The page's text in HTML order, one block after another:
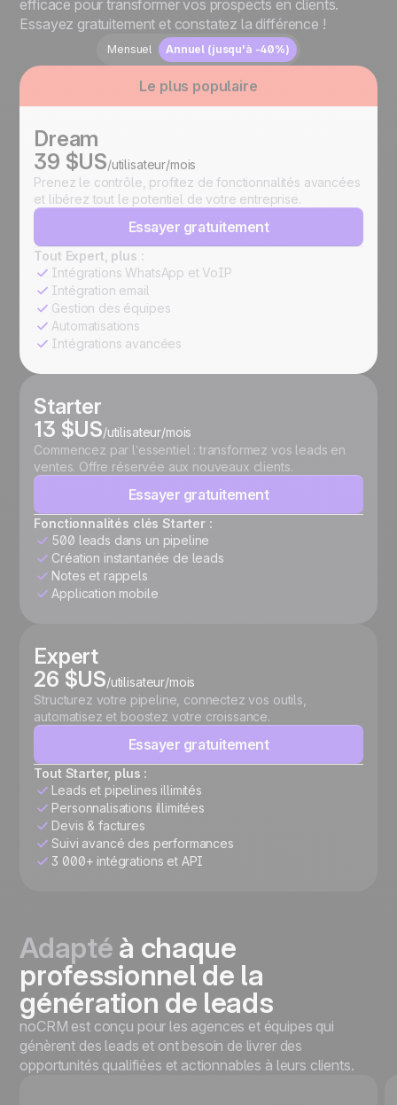
efficace pour transformer vos prospects en clients.
Essayez gratuitement et constatez la différence !
Mensuel Annuel (jusqu'à -40%)
Starter
13 $US/utilisateur/mois
Commencez par l’essentiel : transformez vos leads en
ventes. Offre réservée aux nouveaux clients.
Essayer gratuitement
Fonctionnalités clés Starter :
500 leads dans un pipeline
Création instantanée de leads
Notes et rappels
Application mobile
Expert
26 $US/utilisateur/mois
Structurez votre pipeline, connectez vos outils,
automatisez et boostez votre croissance.
Essayer gratuitement
Tout Starter, plus :
Leads et pipelines illimités
Personnalisations illimitées
Devis & factures
Suivi avancé des performances
3 000+ intégrations et API
Le plus populaire
Dream
39 $US/utilisateur/mois
Prenez le contrôle, profitez de fonctionnalités avancées
et libérez tout le potentiel de votre entreprise.
Essayer gratuitement
Tout Expert, plus :
Intégrations WhatsApp et VoIP
Intégration email
Gestion des équipes
Automatisations
Intégrations avancées
Adapté à chaque
professionnel de la
génération de leads
noCRM est conçu pour les agences et équipes qui
génèrent des leads et ont besoin de livrer des
opportunités qualifiées et actionnables à leurs clients.